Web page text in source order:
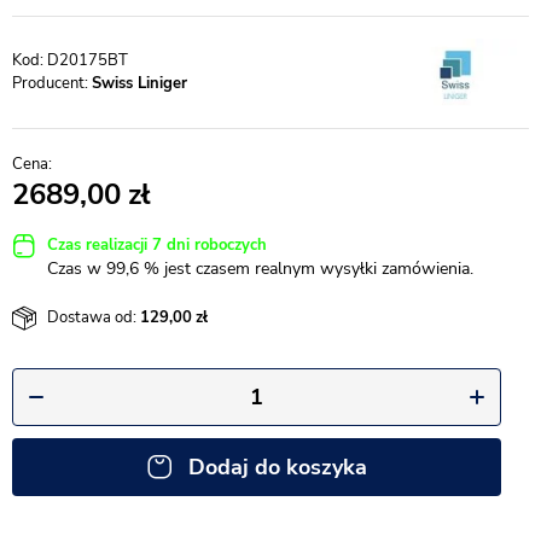
D20175BT
Producent:Swiss Liniger
2689,00
Czas realizacji 7 dni roboczych
Czas w 99,6 % jest czasem realnym wysyłki zamówienia.
Dostawa od: 129,00
Dodaj do koszyka